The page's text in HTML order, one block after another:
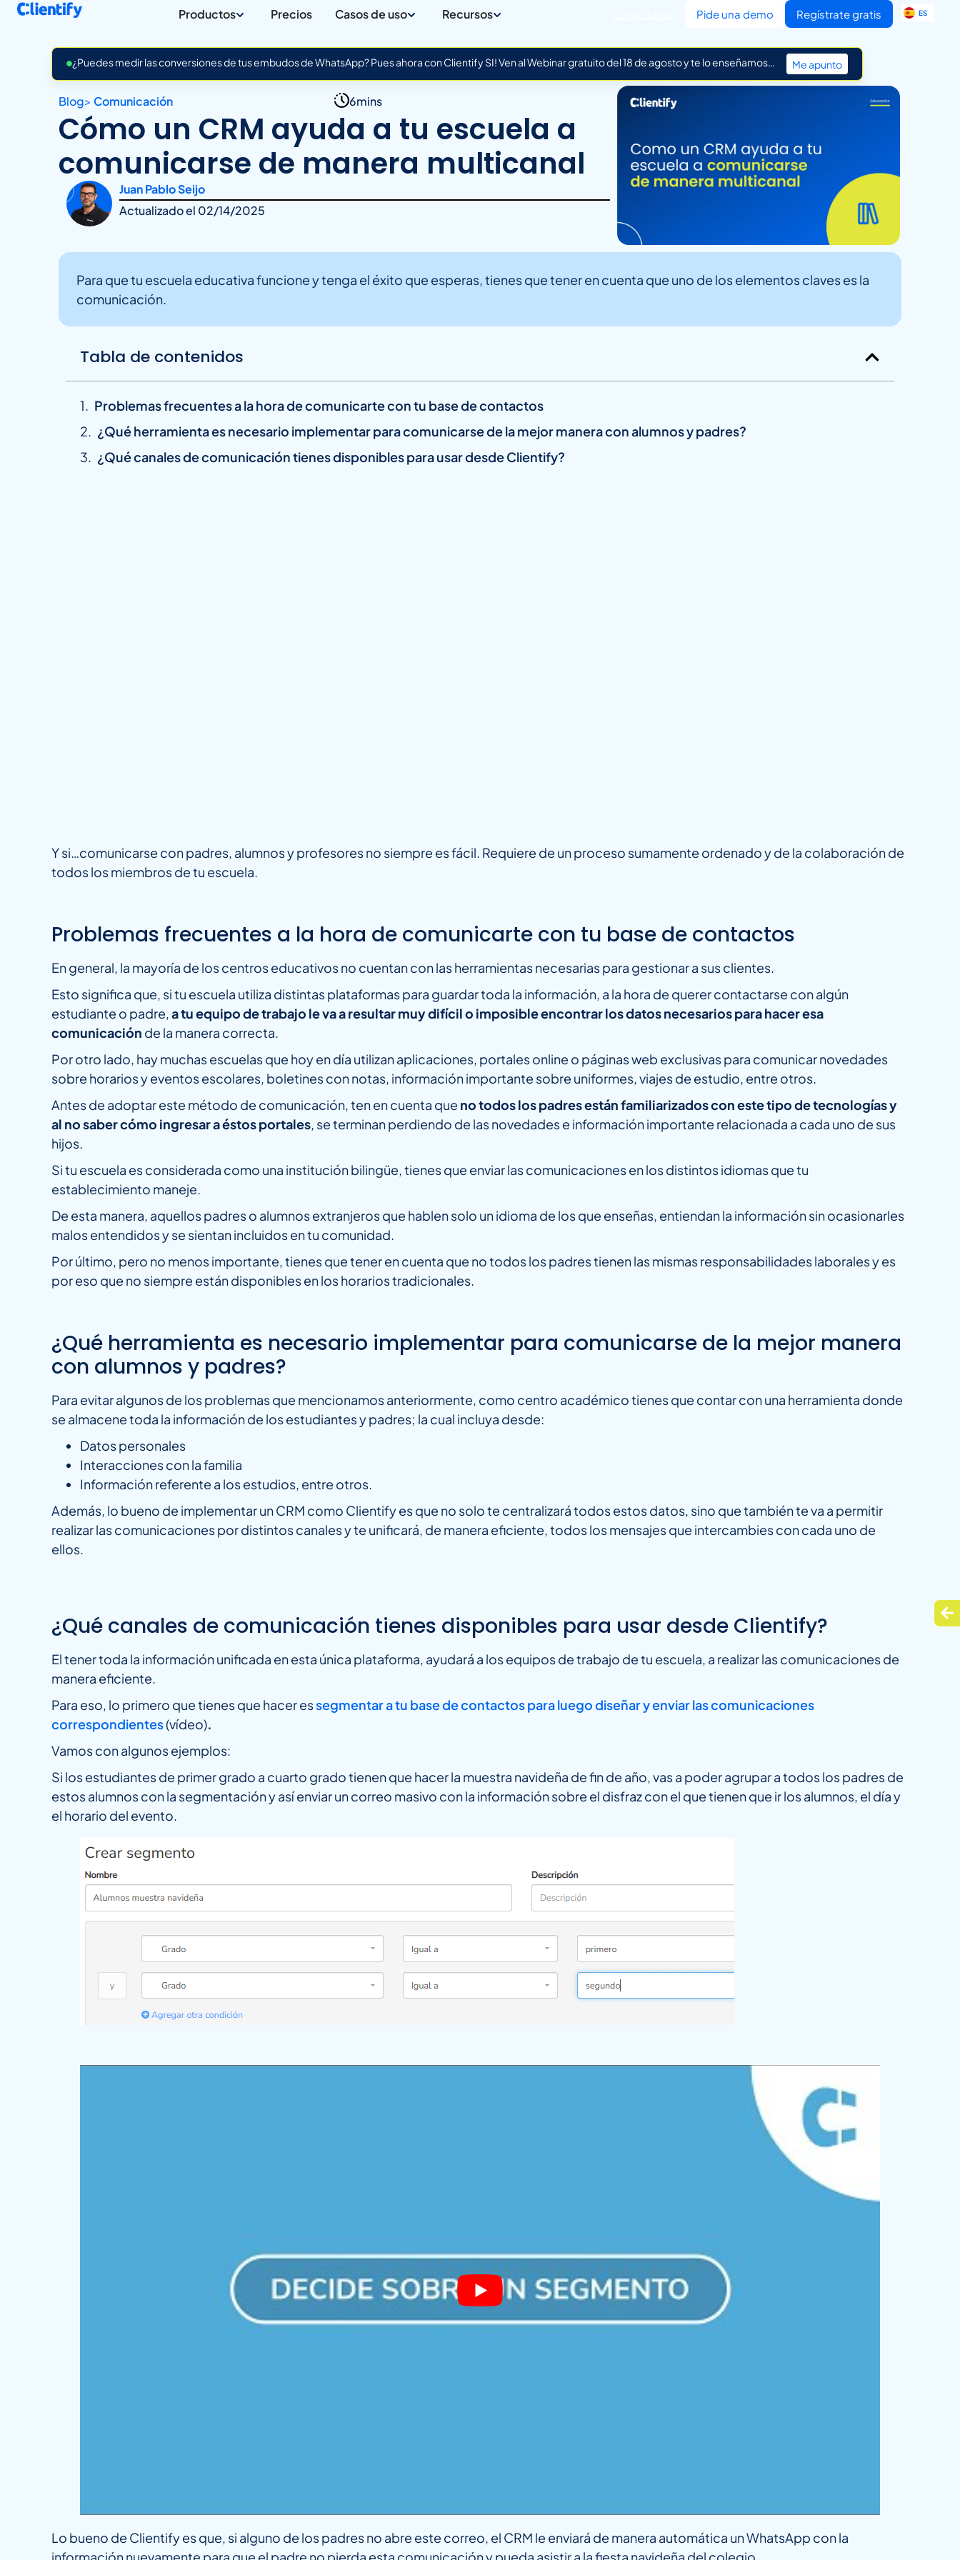
Productos Precios Casos de uso Recursos Pide una demo Regístrate gratis ES
IT
¿Puedes medir las conversiones de tus embudos de WhatsApp? Pues ahora con Clientify SI! Ven al Webinar gratuito del 18 de agosto y te lo enseñamos… Me apunto
Blog> Comunicación 6mins
Cómo un CRM ayuda a tu escuela a
comunicarse de manera multicanal
Juan Pablo Seijo
Actualizado el 02/14/2025
Para que tu escuela educativa funcione y tenga el éxito que esperas, tienes que tener en cuenta que uno de los elementos claves es la
comunicación.
Tabla de contenidos
Problemas frecuentes a la hora de comunicarte con tu base de contactos
¿Qué herramienta es necesario implementar para comunicarse de la mejor manera con alumnos y padres?
¿Qué canales de comunicación tienes disponibles para usar desde Clientify?
Y si…comunicarse con padres, alumnos y profesores no siempre es fácil. Requiere de un proceso sumamente ordenado y de la colaboración de
todos los miembros de tu escuela.
Problemas frecuentes a la hora de comunicarte con tu base de contactos
En general, la mayoría de los centros educativos no cuentan con las herramientas necesarias para gestionar a sus clientes.
Esto significa que, si tu escuela utiliza distintas plataformas para guardar toda la información, a la hora de querer contactarse con algún
estudiante o padre,a tu equipo de trabajo le va a resultar muy difícil o imposible encontrar los datos necesarios para hacer esa
comunicación de la manera correcta.
Por otro lado, hay muchas escuelas que hoy en día utilizan aplicaciones, portales online o páginas web exclusivas para comunicar novedades
sobre horarios y eventos escolares, boletines con notas, información importante sobre uniformes, viajes de estudio, entre otros.
Antes de adoptar este método de comunicación, ten en cuenta que no todos los padres están familiarizados con este tipo de tecnologías y
al no saber cómo ingresar a éstos portales, se terminan perdiendo de las novedades e información importante relacionada a cada uno de sus
hijos.
Si tu escuela es considerada como una institución bilingüe, tienes que enviar las comunicaciones en los distintos idiomas que tu
establecimiento maneje.
De esta manera, aquellos padres o alumnos extranjeros que hablen solo un idioma de los que enseñas, entiendan la información sin ocasionarles
malos entendidos y se sientan incluidos en tu comunidad.
Por último, pero no menos importante, tienes que tener en cuenta que no todos los padres tienen las mismas responsabilidades laborales y es
por eso que no siempre están disponibles en los horarios tradicionales.
¿Qué herramienta es necesario implementar para comunicarse de la mejor manera
con alumnos y padres?
Para evitar algunos de los problemas que mencionamos anteriormente, como centro académico tienes que contar con una herramienta donde
se almacene toda la información de los estudiantes y padres; la cual incluya desde:
Datos personales
Interacciones con la familia
Información referente a los estudios, entre otros.
Además, lo bueno de implementar un CRM como Clientify es que no solo te centralizará todos estos datos, sino que también te va a permitir
realizar las comunicaciones por distintos canales y te unificará, de manera eficiente, todos los mensajes que intercambies con cada uno de
ellos.
¿Qué canales de comunicación tienes disponibles para usar desde Clientify?
El tener toda la información unificada en esta única plataforma, ayudará a los equipos de trabajo de tu escuela, a realizar las comunicaciones de
manera eficiente.
Para eso, lo primero que tienes que hacer essegmentar a tu base de contactos para luego diseñar y enviar las comunicaciones
correspondientes(vídeo).
Vamos con algunos ejemplos:
Si los estudiantes de primer grado a cuarto grado tienen que hacer la muestra navideña de fin de año, vas a poder agrupar a todos los padres de
estos alumnos con la segmentación y así enviar un correo masivo con la información sobre el disfraz con el que tienen que ir los alumnos, el día y
el horario del evento.
Lo bueno de Clientify es que, si alguno de los padres no abre este correo, el CRM le enviará de manera automática un WhatsApp con la
información nuevamente para que el padre no pierda esta comunicación y pueda asistir a la fiesta navideña del colegio.